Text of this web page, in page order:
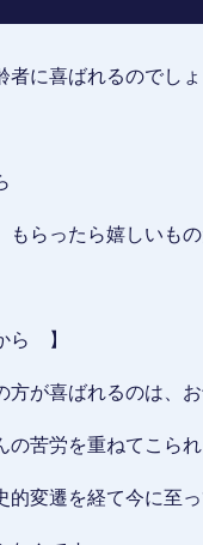
者に喜ばれるのでしょ
もらったら嬉しいも
ら 】
方が喜ばれるのは、
苦労を重ねてこられ
変遷を経て今に至っ